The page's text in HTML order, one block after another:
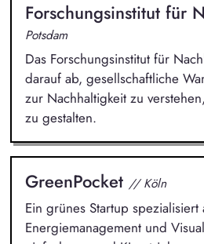
Forschungsinstitut für
Potsdam
Das Forschungsinstitut für
darauf ab, gesellschaftliche
zur Nachhaltigkeit zu
zu gestalten.
GreenPocket // Köln
Ein grünes Startup spezialisiert
Energiemanagement und